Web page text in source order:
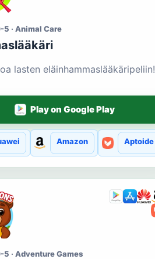
· Animal Care
lasten eläinhammaslääkäripeliin!
Play on Google Play
Amazon Aptoide
· Adventure Games